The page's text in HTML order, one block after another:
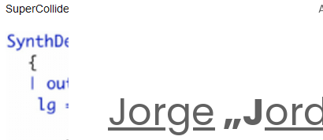
Jorge„J